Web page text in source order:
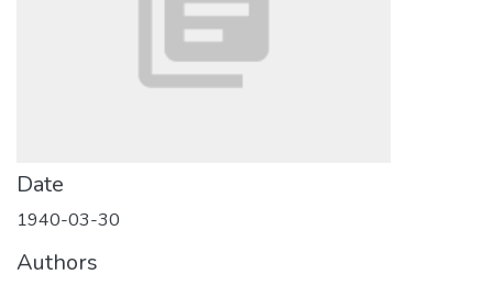
Date
1940-03-30
Authors